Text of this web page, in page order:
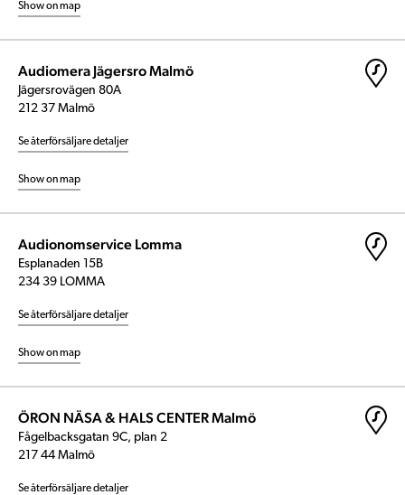
Show on map
Audiomera Jägersro Malmö
Jägersrovägen 80A
212 37 Malmö
Se återförsäljare detaljer
Show on map
Audionomservice Lomma
Esplanaden 15B
234 39 LOMMA
Se återförsäljare detaljer
Show on map
ÖRON NÄSA & HALS CENTER Malmö
Fågelbacksgatan 9C, plan 2
217 44 Malmö
Se återförsäljare detaljer